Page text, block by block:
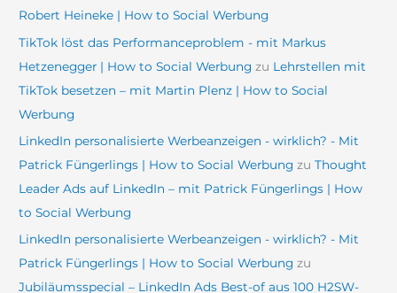
Robert Heineke | How to Social Werbung
TikTok löst das Performanceproblem - mit Markus
Hetzenegger | How to Social Werbung zu Lehrstellen mit
TikTok besetzen – mit Martin Plenz | How to Social
Werbung
LinkedIn personalisierte Werbeanzeigen - wirklich? - Mit
Patrick Füngerlings | How to Social Werbung zuThought
Leader Ads auf LinkedIn – mit Patrick Füngerlings | How
to Social Werbung
LinkedIn personalisierte Werbeanzeigen - wirklich? - Mit
Patrick Füngerlings | How to Social Werbung zu
Jubiläumsspecial – LinkedIn Ads Best-of aus 100 H2SW-